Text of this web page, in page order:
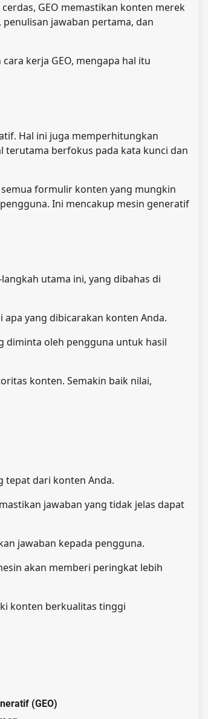
GEO memastikan konten merek
jawaban pertama, dan
kerja GEO, mengapa hal itu
Hal ini juga memperhitungkan
terutama berfokus pada kata kunci dan
formulir konten yang mungkin
Ini mencakup mesin generatif
utama ini, yang dibahas di
yang dibicarakan konten Anda.
diminta oleh pengguna untuk hasil
konten. Semakin baik nilai,
tepat dari konten Anda.
jawaban yang tidak jelas dapat
jawaban kepada pengguna.
akan memberi peringkat lebih
konten berkualitas tinggi
(GEO)